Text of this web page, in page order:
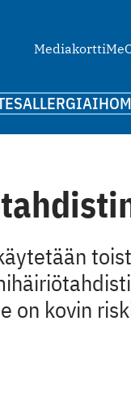
MediakorttiMe
ALLERGIAIHO
on kovin